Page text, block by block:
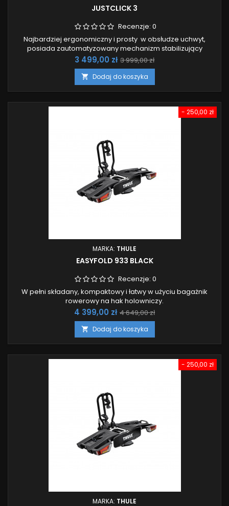
JUSTCLICK 3
Recenzje: 0
Najbardziej ergonomiczny i prosty w obsłudze uchwyt,
posiada zautomatyzowany mechanizm stabilizujący
platformę podczas zakładania. Nadaje się do przewozu
rowerów elektrycznych.
Cena
3 499,00 zł Cena
podstawowa
3 999,00 zł
 Dodaj do koszyka
- 250,00 zł
MARKA: THULE
EASYFOLD 933 BLACK
Recenzje: 0
W pełni składany, kompaktowy i łatwy w użyciu bagażnik
rowerowy na hak holowniczy.
Cena
4 399,00 zł Cena
podstawowa
4 649,00 zł
 Dodaj do koszyka
- 250,00 zł
MARKA: THULE